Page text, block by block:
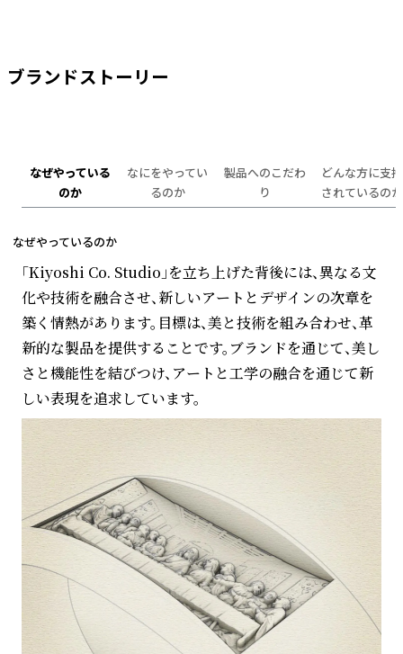
ブランドストーリー
なぜやっている
のか
なにをやってい
るのか
製品へのこだわ
り
どんな方に支持
されているのか
なぜやっているのか
「Kiyoshi Co. Studio」を立ち上げた背後には、異なる文
化や技術を融合させ、新しいアートとデザインの次章を
築く情熱があります。目標は、美と技術を組み合わせ、革
新的な製品を提供することです。ブランドを通じて、美し
さと機能性を結びつけ、アートと工学の融合を通じて新
しい表現を追求しています。